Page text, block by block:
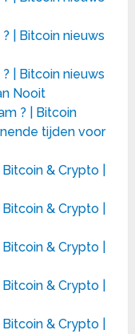
| Bitcoin nieuws
| Bitcoin nieuws
Nooit
? | Bitcoin
tijden voor
& Crypto |
& Crypto |
& Crypto |
& Crypto |
& Crypto |